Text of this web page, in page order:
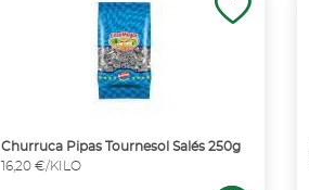
Churruca Pipas Tournesol Salés 250g
16,20 €/KILO